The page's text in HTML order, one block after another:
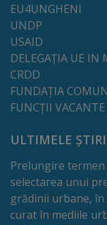
integritate
Servicii
Plăți
și
tarife
Înscrierea
copiilor
în
EU4UNGHENI
UNDP
USAID
DELEGAȚIA UE IN
CRDD
FUNDAȚIA
FUNCȚII VACANTE
ULTIMELE ȘTIRI
Prelungire
selectarea unui
grădinii urbane,
curat în mediile